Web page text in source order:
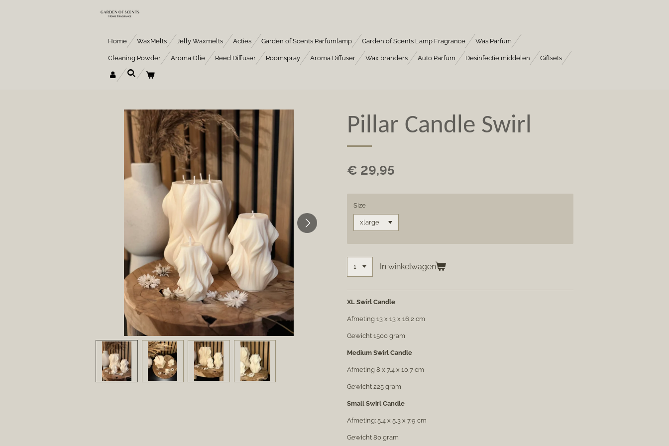
Home WaxMelts Jelly Waxmelts Acties Garden of Scents Parfumlamp Garden of Scents Lamp Fragrance Was Parfum
Cleaning Powder Aroma Olie Reed Diffuser Roomspray Aroma Diffuser Wax branders Auto Parfum Desinfectie middelen Giftsets
Pillar Candle Swirl
€ 29,95
Size
In winkelwagen
XL Swirl Candle
Afmeting 13 x 13 x 16,2 cm
Gewicht 1500 gram
Medium Swirl Candle
Afmeting 8 x 7,4 x 10,7 cm
Gewicht 225 gram
Small Swirl Candle
Afmeting: 5,4 x 5,3 x 7,9 cm
Gewicht 80 gram